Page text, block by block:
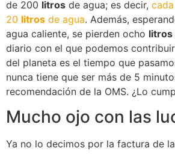
de 200 litros de agua; es decir,
20 litros de agua. Además,
agua caliente, se pierden ocho litros
diario con el que podemos
del planeta es el tiempo que
nunca tiene que ser más de 5
recomendación de la OMS. ¿Lo
Mucho ojo con las
Ya no lo decimos por la factura de